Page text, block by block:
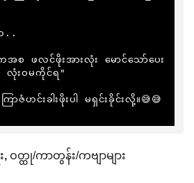
လုံးဝမကိုင်ရ"
, ဝတ္ထု/ကာတွန်း/ကဗျာများ